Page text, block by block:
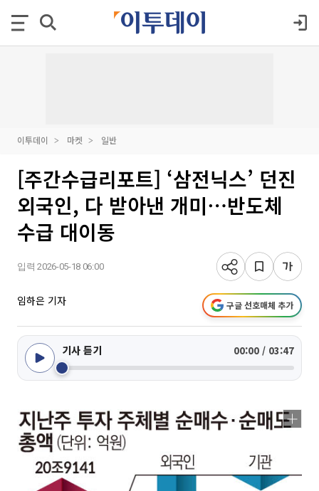
이투데이 마켓 일반
[주간수급리포트] ‘삼전닉스’ 던진
외국인, 다 받아낸 개미⋯반도체
수급 대이동
입력 2026-05-18 06:00
임하은 기자 구글 선호매체 추가
기사 듣기 00:00 / 03:47